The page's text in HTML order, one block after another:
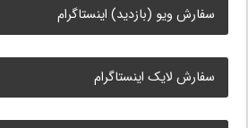
سفارش ویو (بازدید) اینستاگرام
سفارش لایک اینستاگرام